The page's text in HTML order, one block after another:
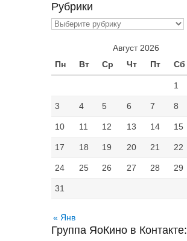
Рубрики
Рубрики
Август 2026
Пн
Вт Ср Чт Пт Сб
1
3 4 5 6 7 8
10 11 12 13 14 15
17 18 19 20 21 22
24 25 26 27 28 29
31
« Янв
Группа ЯоКино в Контакте: